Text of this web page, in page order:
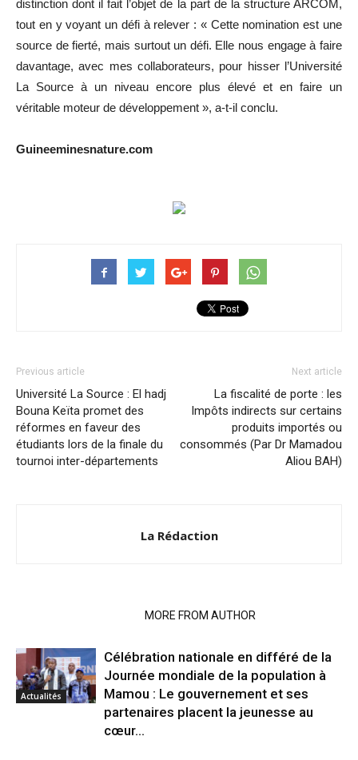
distinction dont il fait l’objet de la part de la structure ARCOM,
tout en y voyant un défi à relever : « Cette nomination est une
source de fierté, mais surtout un défi. Elle nous engage à faire
davantage, avec mes collaborateurs, pour hisser l’Université
La Source à un niveau encore plus élevé et en faire un
véritable moteur de développement », a-t-il conclu.
Guineeminesnature.com
Previous article
Université La Source : El hadj
Bouna Keïta promet des
réformes en faveur des
étudiants lors de la finale du
tournoi inter-départements
Next article
La fiscalité de porte : les
Impôts indirects sur certains
produits importés ou
consommés (Par Dr Mamadou
Aliou BAH)
La Rédaction
MORE FROM AUTHOR
Actualités
Célébration nationale en différé de la
Journée mondiale de la population à
Mamou : Le gouvernement et ses
partenaires placent la jeunesse au
cœur...